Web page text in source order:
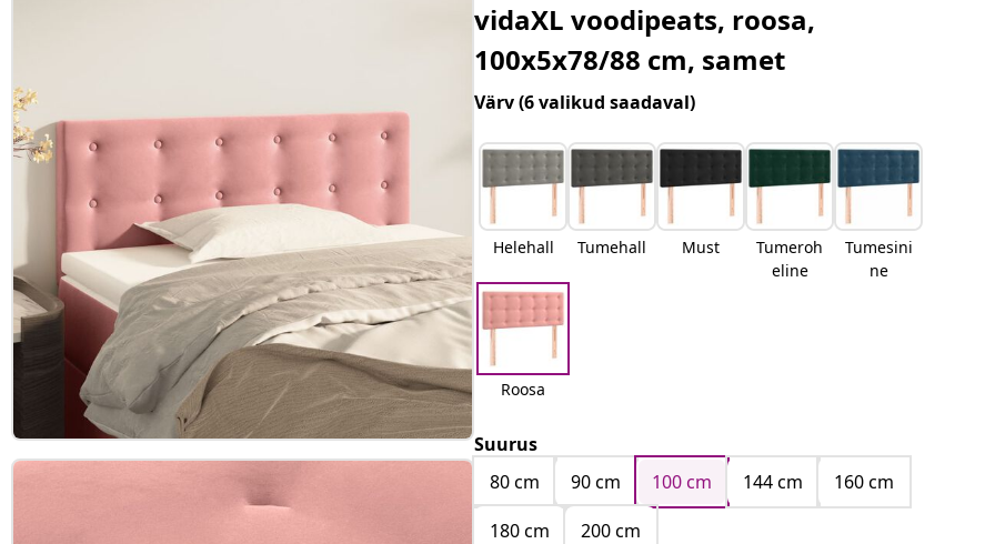
vidaXL voodipeats, roosa,
100x5x78/88 cm, samet
Värv(6 valikud saadaval)
Helehall Tumehall Must
Tumeroh
eline
Tumesini
ne
Roosa
Suurus
80 cm
90 cm 100 cm 144 cm
160 cm
180 cm
200 cm